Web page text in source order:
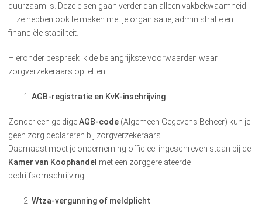
duurzaam is. Deze eisen gaan verder dan alleen vakbekwaamheid
— ze hebben ook te maken met je organisatie, administratie en
financiële stabiliteit.
Hieronder bespreek ik de belangrijkste voorwaarden waar
zorgverzekeraars op letten.
AGB-registratie en KvK-inschrijving
Zonder een geldigeAGB-code (Algemeen Gegevens Beheer) kun je
geen zorg declareren bij zorgverzekeraars.
Daarnaast moet je onderneming officieel ingeschreven staan bij de
Kamer van Koophandel met een zorggerelateerde
bedrijfsomschrijving.
Wtza-vergunning of meldplicht